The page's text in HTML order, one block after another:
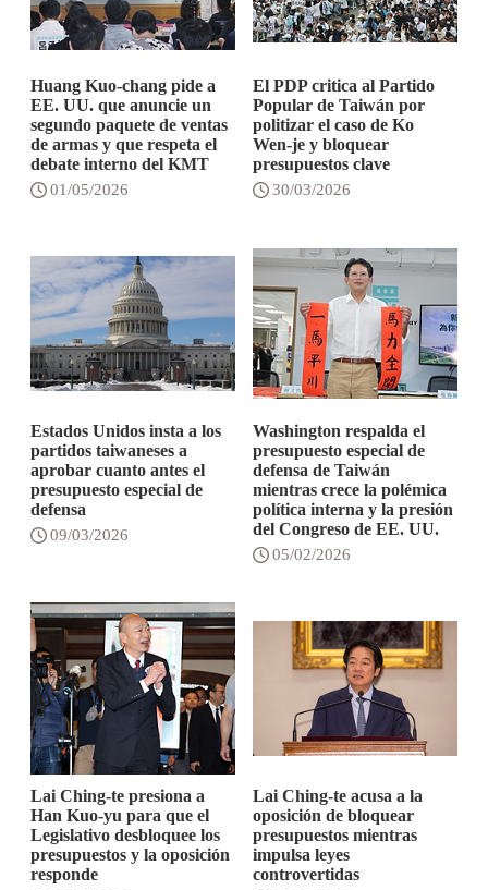
Huang Kuo-chang pide a
EE. UU. que anuncie un
segundo paquete de ventas
de armas y que respeta el
debate interno del KMT
01/05/2026
El PDP critica al Partido
Popular de Taiwán por
politizar el caso de Ko
Wen-je y bloquear
presupuestos clave
30/03/2026
Estados Unidos insta a los
partidos taiwaneses a
aprobar cuanto antes el
presupuesto especial de
defensa
09/03/2026
Washington respalda el
presupuesto especial de
defensa de Taiwán
mientras crece la polémica
política interna y la presión
del Congreso de EE. UU.
05/02/2026
Lai Ching-te presiona a
Han Kuo-yu para que el
Legislativo desbloquee los
presupuestos y la oposición
responde
Lai Ching-te acusa a la
oposición de bloquear
presupuestos mientras
impulsa leyes
controvertidas